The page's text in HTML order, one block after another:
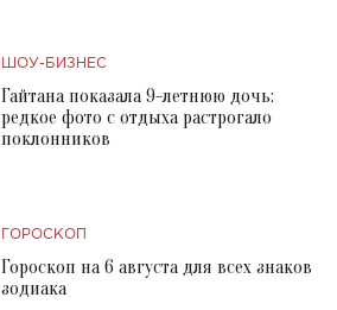
ШОУ-БИЗНЕС
Гайтана показала 9-летнюю дочь:
редкое фото с отдыха растрогало
поклонников
ГОРОСКОП
Гороскоп на 6 августа для всех знаков
зодиака